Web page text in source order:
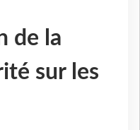
de la
sur les